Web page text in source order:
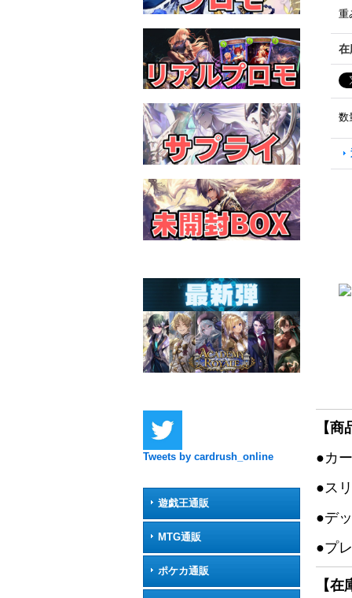
Tweets by cardrush_online
遊戯王通販
MTG通販
ポケカ通販
重
在
数
【
●カ
●ス
●デ
●プ
【